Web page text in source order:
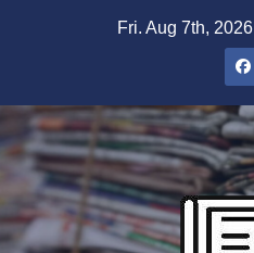
Fri. Aug 7th, 2026